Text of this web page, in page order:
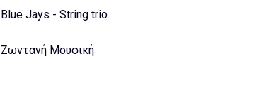
Blue Jays - String trio
Ζωντανή Μουσική